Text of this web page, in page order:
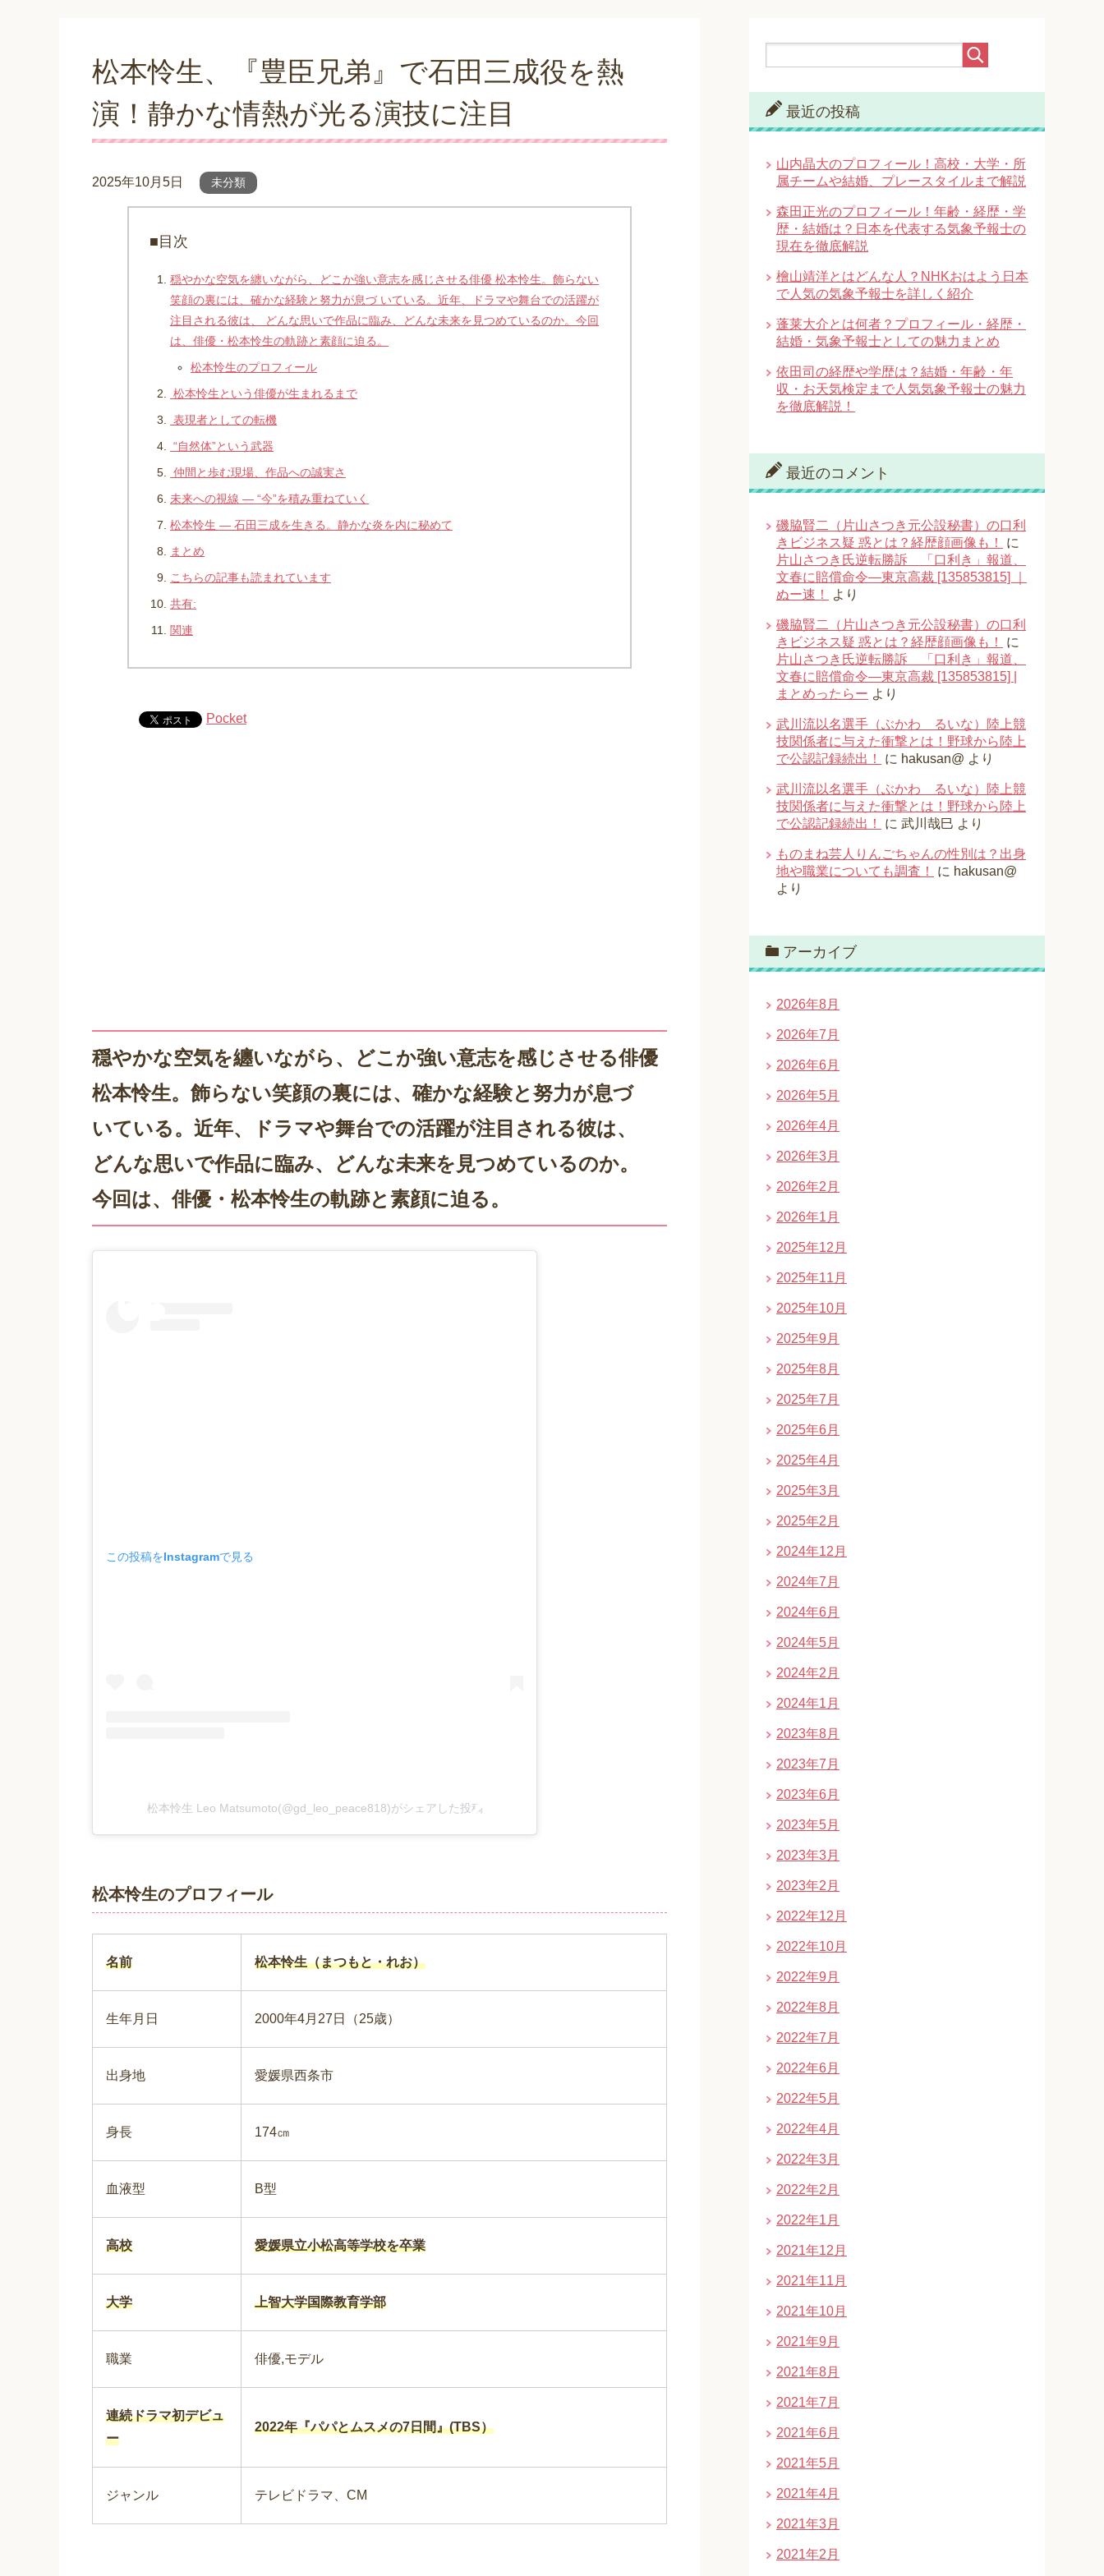
松本怜生、『豊臣兄弟』で石田三成役を熱
演！静かな情熱が光る演技に注目
2025年10月5日 未分類
■目次
穏やかな空気を纏いながら、どこか強い意志を感じさせる俳優 松本怜生。飾らない
笑顔の裏には、確かな経験と努力が息づ いている。近年、ドラマや舞台での活躍が
注目される彼は、 どんな思いで作品に臨み、どんな未来を見つめているのか。今回
は、俳優・松本怜生の軌跡と素顔に迫る。
松本怜生のプロフィール
松本怜生という俳優が生まれるまで
表現者としての転機
“自然体”という武器
仲間と歩む現場、作品への誠実さ
未来への視線 ― “今”を積み重ねていく
松本怜生 ― 石田三成を生きる。静かな炎を内に秘めて
まとめ
こちらの記事も読まれています
共有:
関連
Pocket
穏やかな空気を纏いながら、どこか強い意志を感じさせる俳優
松本怜生。飾らない笑顔の裏には、確かな経験と努力が息づ
いている。近年、ドラマや舞台での活躍が注目される彼は、
どんな思いで作品に臨み、どんな未来を見つめているのか。
今回は、俳優・松本怜生の軌跡と素顔に迫る。
この投稿をInstagramで見る
松本怜生 Leo Matsumoto(@gd_leo_peace818)がシェアした投稿
松本怜生のプロフィール
名前 松本怜生（まつもと・れお）
生年月日 2000年4月27日（25歳）
出身地 愛媛県西条市
身長 174㎝
血液型 B型
高校 愛媛県立小松高等学校を卒業
大学 上智大学国際教育学部
職業 俳優,モデル
連続ドラマ初デビュ
ー
2022年『パパとムスメの7日間』(TBS）
ジャンル テレビドラマ、CM
最近の投稿
山内晶大のプロフィール！高校・大学・所
属チームや結婚、プレースタイルまで解説
森田正光のプロフィール！年齢・経歴・学
歴・結婚は？日本を代表する気象予報士の
現在を徹底解説
檜山靖洋とはどんな人？NHKおはよう日本
で人気の気象予報士を詳しく紹介
蓬莱大介とは何者？プロフィール・経歴・
結婚・気象予報士としての魅力まとめ
依田司の経歴や学歴は？結婚・年齢・年
収・お天気検定まで人気気象予報士の魅力
を徹底解説！
最近のコメント
磯脇賢二（片山さつき元公設秘書）の口利
きビジネス疑 惑とは？経歴顔画像も！
に
片山さつき氏逆転勝訴 「口利き」報道、
文春に賠償命令―東京高裁 [135853815] ｜
ぬー速！
より
磯脇賢二（片山さつき元公設秘書）の口利
きビジネス疑 惑とは？経歴顔画像も！
に
片山さつき氏逆転勝訴 「口利き」報道、
文春に賠償命令―東京高裁 [135853815] |
まとめったらー より
武川流以名選手（ぶかわ るいな）陸上競
技関係者に与えた衝撃とは！野球から陸上
で公認記録続出！
に hakusan@ より
武川流以名選手（ぶかわ るいな）陸上競
技関係者に与えた衝撃とは！野球から陸上
で公認記録続出！
に 武川哉巳 より
ものまね芸人りんごちゃんの性別は？出身
地や職業についても調査！
に hakusan@
より
アーカイブ
2026年8月
2026年7月
2026年6月
2026年5月
2026年4月
2026年3月
2026年2月
2026年1月
2025年12月
2025年11月
2025年10月
2025年9月
2025年8月
2025年7月
2025年6月
2025年4月
2025年3月
2025年2月
2024年12月
2024年7月
2024年6月
2024年5月
2024年2月
2024年1月
2023年8月
2023年7月
2023年6月
2023年5月
2023年3月
2023年2月
2022年12月
2022年10月
2022年9月
2022年8月
2022年7月
2022年6月
2022年5月
2022年4月
2022年3月
2022年2月
2022年1月
2021年12月
2021年11月
2021年10月
2021年9月
2021年8月
2021年7月
2021年6月
2021年5月
2021年4月
2021年3月
2021年2月